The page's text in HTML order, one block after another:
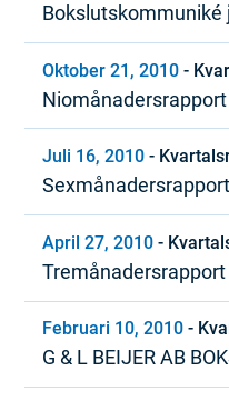
Oktober 21, 2010 -
2010
Juli 16, 2010 -
April 27, 2010 -
Februari 10, 2010 -
G & L BEIJER AB
JANUARI –